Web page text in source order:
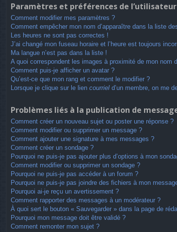
Paramètres et préférences de l’utilisateur
Comment modifier mes paramètres ?
Comment empêcher mon nom d’apparaître dans la liste
Les heures ne sont pas correctes !
J’ai changé mon fuseau horaire et l’heure est toujours
Ma langue n’est pas dans la liste !
A quoi correspondent les images à proximité de mon nom
Comment puis-je afficher un avatar ?
Qu’est-ce que mon rang et comment le modifier ?
Lorsque je clique sur le lien courriel d’un membre, on me
Problèmes liés à la publication de
Comment créer un nouveau sujet ou poster une réponse ?
Comment modifier ou supprimer un message ?
Comment ajouter une signature à mes messages ?
Comment créer un sondage ?
Pourquoi ne puis-je pas ajouter plus d’options à mon
Comment modifier ou supprimer un sondage ?
Pourquoi ne puis-je pas accéder à un forum ?
Pourquoi ne puis-je pas joindre des fichiers à mon
Pourquoi ai-je reçu un avertissement ?
Comment rapporter des messages à un modérateur ?
À quoi sert le bouton « Sauvegarder » dans la page de
Pourquoi mon message doit être validé ?
Comment remonter mon sujet ?